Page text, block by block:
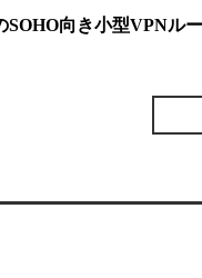
向き小型VPNルー